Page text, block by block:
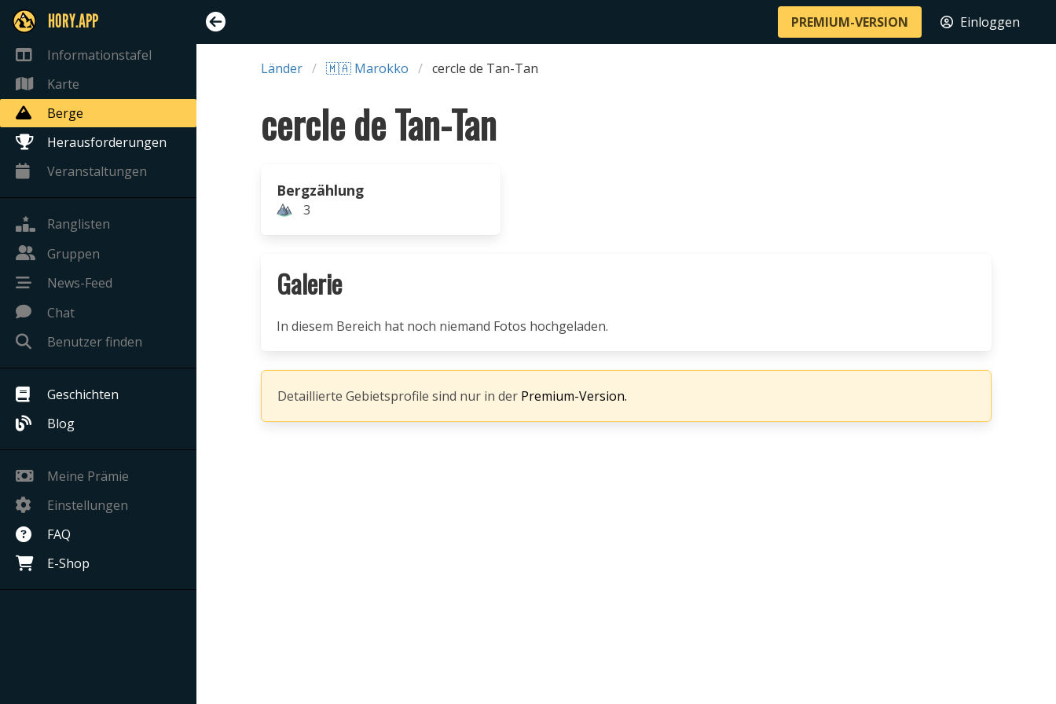
HORY.APP
Informationstafel
Karte
Berge
Herausforderungen
Veranstaltungen
Ranglisten
Gruppen
News-Feed
Chat
Benutzer finden
Geschichten
Blog
Meine Prämie
Einstellungen
FAQ
E-Shop
PREMIUM-VERSION Einloggen
Länder 🇲🇦 Marokko cercle de Tan-Tan
cercle de Tan-Tan
Bergzählung
3
Galerie
In diesem Bereich hat noch niemand Fotos hochgeladen.
Detaillierte Gebietsprofile sind nur in der Premium-Version.